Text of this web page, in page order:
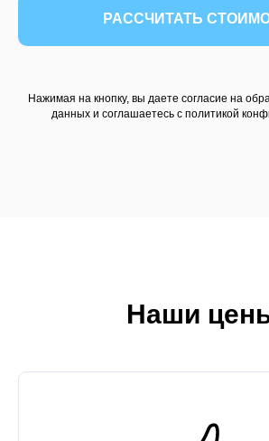
РАССЧИТАТЬ
Нажимая на кнопку, вы даете согласие на
данных и соглашаетесь c политикой
Наши